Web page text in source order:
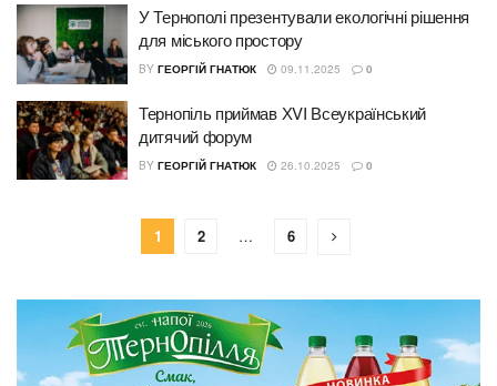
У Тернополі презентували екологічні рішення
для міського простору
BY ГЕОРГІЙ ГНАТЮК 09.11.2025 0
Тернопіль приймав ХVI Всеукраїнський
дитячий форум
BY ГЕОРГІЙ ГНАТЮК 26.10.2025 0
1 2 … 6